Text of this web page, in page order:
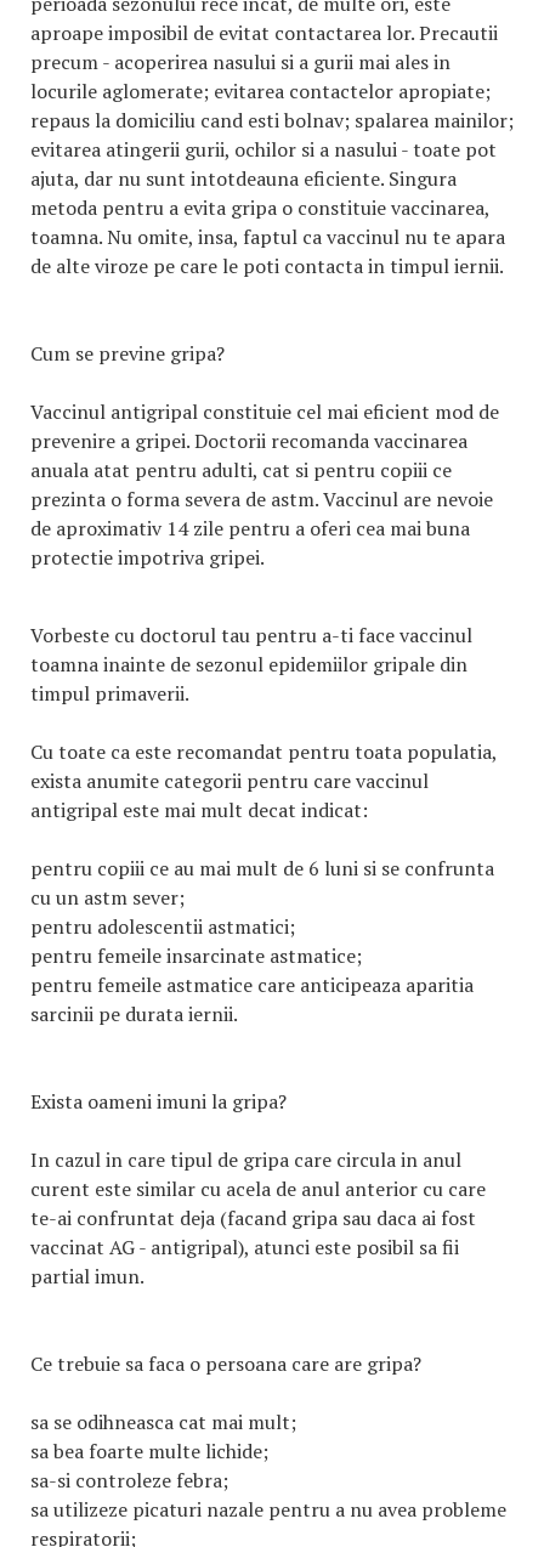
aproape imposibil de evitat contactarea lor. Precautii
precum - acoperirea nasului si a gurii mai ales in
locurile aglomerate; evitarea contactelor apropiate;
repaus la domiciliu cand esti bolnav; spalarea mainilor;
evitarea atingerii gurii, ochilor si a nasului - toate pot
ajuta, dar nu sunt intotdeauna eficiente. Singura
metoda pentru a evita gripa o constituie vaccinarea,
toamna. Nu omite, insa, faptul ca vaccinul nu te apara
de alte viroze pe care le poti contacta in timpul iernii.
Cum se previne gripa?
Vaccinul antigripal constituie cel mai eficient mod de
prevenire a gripei. Doctorii recomanda vaccinarea
anuala atat pentru adulti, cat si pentru copiii ce
prezinta o forma severa de astm. Vaccinul are nevoie
de aproximativ 14 zile pentru a oferi cea mai buna
protectie impotriva gripei.
Vorbeste cu doctorul tau pentru a-ti face vaccinul
toamna inainte de sezonul epidemiilor gripale din
timpul primaverii.
Cu toate ca este recomandat pentru toata populatia,
exista anumite categorii pentru care vaccinul
antigripal este mai mult decat indicat:
pentru copiii ce au mai mult de 6 luni si se confrunta
cu un astm sever;
pentru adolescentii astmatici;
pentru femeile insarcinate astmatice;
pentru femeile astmatice care anticipeaza aparitia
sarcinii pe durata iernii.
Exista oameni imuni la gripa?
In cazul in care tipul de gripa care circula in anul
curent este similar cu acela de anul anterior cu care
te-ai confruntat deja (facand gripa sau daca ai fost
vaccinat AG - antigripal), atunci este posibil sa fii
partial imun.
Ce trebuie sa faca o persoana care are gripa?
sa se odihneasca cat mai mult;
sa bea foarte multe lichide;
sa-si controleze febra;
sa utilizeze picaturi nazale pentru a nu avea probleme
respiratorii;